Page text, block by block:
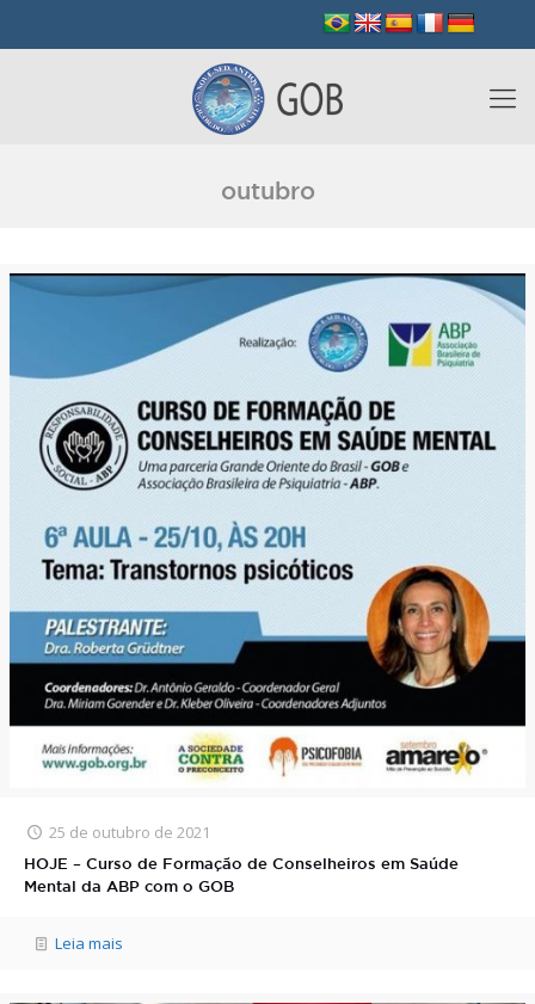
outubro
25 de outubro de 2021
HOJE – Curso de Formação de Conselheiros em Saúde
Mental da ABP com o GOB
Leia mais